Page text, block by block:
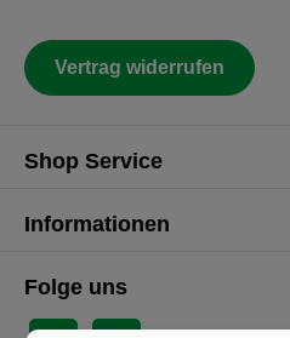
Vertrag widerrufen
Shop Service
Informationen
Folge uns